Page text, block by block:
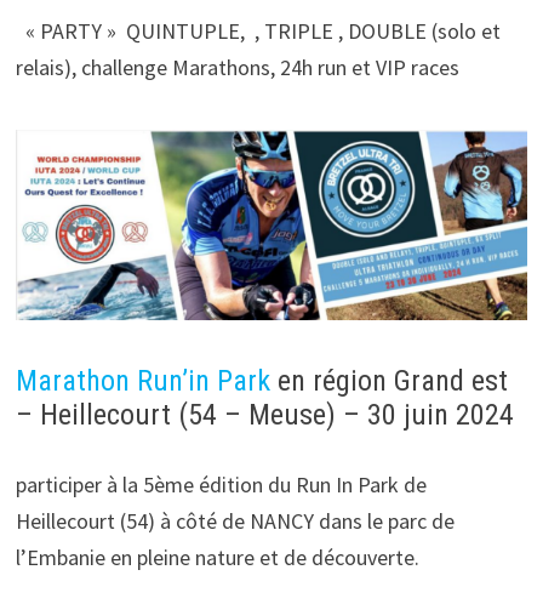
« PARTY » QUINTUPLE, , TRIPLE , DOUBLE (solo et
relais), challenge Marathons, 24h run et VIP races
Marathon Run’in Park en région Grand est
– Heillecourt (54 – Meuse) – 30 juin 2024
participer à la 5ème édition du Run In Park de
Heillecourt (54) à côté de NANCY dans le parc de
l’Embanie en pleine nature et de découverte.